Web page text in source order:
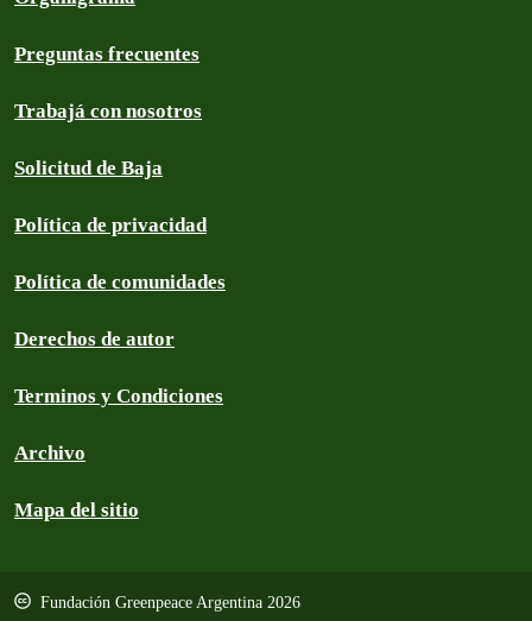
Preguntas frecuentes
Trabajá con nosotros
Solicitud de Baja
Política de privacidad
Política de comunidades
Derechos de autor
Terminos y Condiciones
Archivo
Mapa del sitio
Fundación Greenpeace Argentina 2026